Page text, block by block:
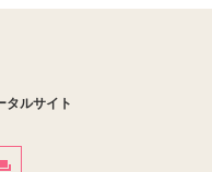
タルサイト